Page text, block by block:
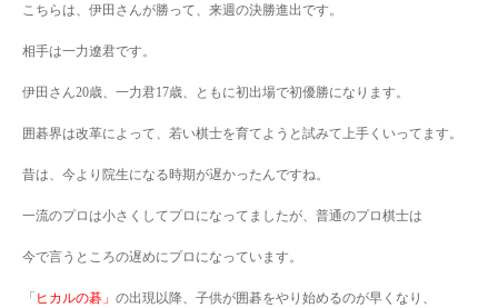
こちらは、伊田さんが勝って、来週の決勝進出です。
相手は一力遼君です。
伊田さん20歳、一力君17歳、ともに初出場で初優勝になります。
囲碁界は改革によって、若い棋士を育てようと試みて上手くいってます。
昔は、今より院生になる時期が遅かったんですね。
一流のプロは小さくしてプロになってましたが、普通のプロ棋士は
今で言うところの遅めにプロになっています。
「 ヒカルの碁」 の出現以降、子供が囲碁をやり始めるのが早くなり、